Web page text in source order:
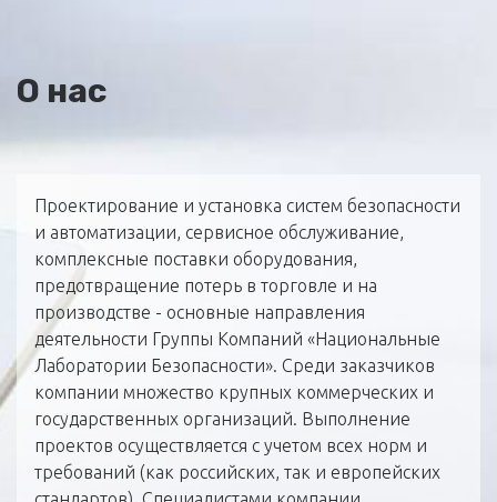
О нас
Проектирование и установка систем безопасности
и автоматизации, сервисное обслуживание,
комплексные поставки оборудования,
предотвращение потерь в торговле и на
производстве - основные направления
деятельности Группы Компаний «Национальные
Лаборатории Безопасности». Среди заказчиков
компании множество крупных коммерческих и
государственных организаций. Выполнение
проектов осуществляется с учетом всех норм и
требований (как российских, так и европейских